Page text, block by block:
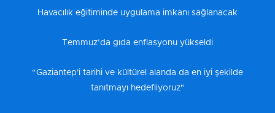
Havacılık eğitiminde uygulama imkanı sağlanacak
Temmuz’da gıda enflasyonu yükseldi
“Gaziantep'i tarihi ve kültürel alanda da en iyi şekilde
tanıtmayı hedefliyoruz"